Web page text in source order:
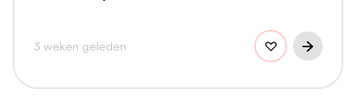
3 weken geleden